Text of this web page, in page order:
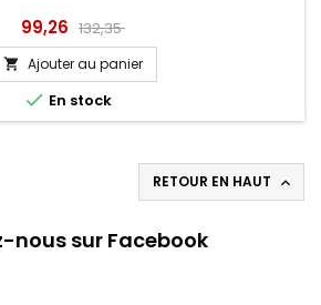
Prix
99,26 Prix
de
base
132,35
 Ajouter au panier
 En stock
RETOUR EN HAUT 
nous sur Facebook